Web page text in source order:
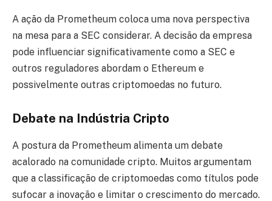
A ação da Prometheum coloca uma nova perspectiva
na mesa para a SEC considerar. A decisão da empresa
pode influenciar significativamente como a SEC e
outros reguladores abordam o Ethereum e
possivelmente outras criptomoedas no futuro.
Debate na Indústria Cripto
A postura da Prometheum alimenta um debate
acalorado na comunidade cripto. Muitos argumentam
que a classificação de criptomoedas como títulos pode
sufocar a inovação e limitar o crescimento do mercado.